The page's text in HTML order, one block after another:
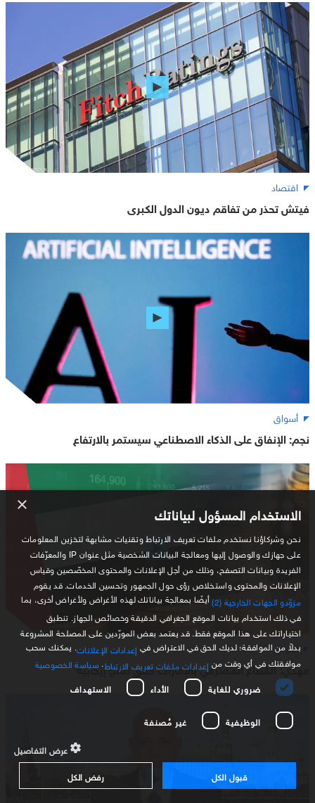
اقتصاد
فيتش تحذر من تفاقم ديون الدول الكبرى
أسواق
نجم: الإنفاق على الذكاء الاصطناعي سيستمر بالارتفاع
أسواق
مهدي: القطاع المصرفي بالإمارات حقق نتائج إيجابية
× الاستخدام المسؤول لبياناتك
نحن وشركاؤنا نستخدم ملفات تعريف الارتباط وتقنيات مشابهة لتخزين المعلومات
على جهازك والوصول إليها ومعالجة البيانات الشخصية مثل عنوان IP والمعرّفات
الفريدة وبيانات التصفح، وذلك من أجل الإعلانات والمحتوى المخصّصين وقياس
الإعلانات والمحتوى واستخلاص رؤى حول الجمهور وتحسين الخدمات. قد يقوم
مزوّدو الجهات الخارجية (2)
أيضًا بمعالجة بياناتك لهذه الأغراض ولأغراض أخرى، بما
في ذلك استخدام بيانات الموقع الجغرافي الدقيقة وخصائص الجهاز. تنطبق
اختياراتك على هذا الموقع فقط. قد يعتمد بعض المورّدين على المصلحة المشروعة
بدلاً من الموافقة؛ لديك الحق في الاعتراض في إعدادات الإعلانات . يمكنك سحب
موافقتك في أي وقت من إعدادات ملفات تعريف الارتباط سياسة الخصوصية
ضروري للغاية
الأداء الاستهداف
الوظيفية غير مُصنفة
عرض التفاصيل
قبول الكل
رفض الكل